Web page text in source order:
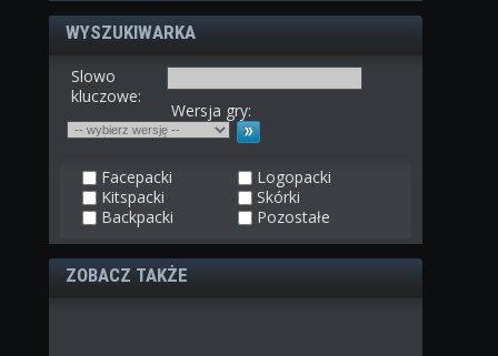
WYSZUKIWARKA
Slowo
kluczowe:
Wersja gry:
Facepacki
Logopacki
Kitspacki
Skórki
Backpacki
Pozostałe
ZOBACZ TAKŻE